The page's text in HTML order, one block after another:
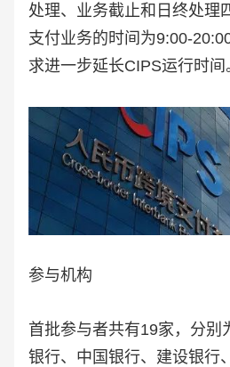
处理、业务截止和日终处理
支付业务的时间为9:00-
求进一步延长CIPS运行时间
参与机构
首批参与者共有19家，分别
银行、中国银行、建设银行